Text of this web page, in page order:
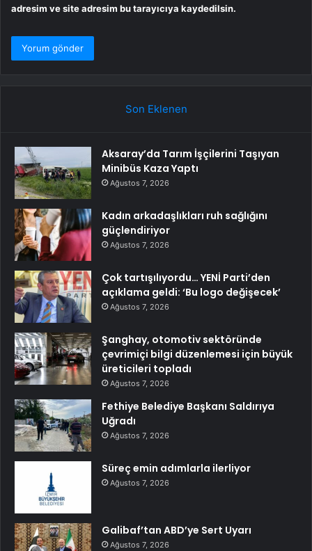
adresim ve site adresim bu tarayıcıya kaydedilsin.
Son Eklenen
Aksaray’da Tarım İşçilerini Taşıyan
Minibüs Kaza Yaptı
Ağustos 7, 2026
Kadın arkadaşlıkları ruh sağlığını
güçlendiriyor
Ağustos 7, 2026
Çok tartışılıyordu… YENİ Parti’den
açıklama geldi: ‘Bu logo değişecek’
Ağustos 7, 2026
Şanghay, otomotiv sektöründe
çevrimiçi bilgi düzenlemesi için büyük
üreticileri topladı
Ağustos 7, 2026
Fethiye Belediye Başkanı Saldırıya
Uğradı
Ağustos 7, 2026
Süreç emin adımlarla ilerliyor
Ağustos 7, 2026
Galibaf’tan ABD’ye Sert Uyarı
Ağustos 7, 2026